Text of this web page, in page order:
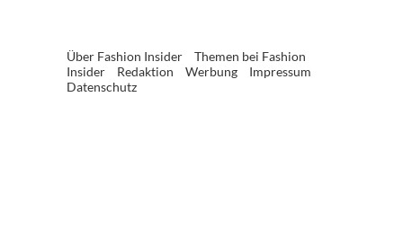
Über Fashion Insider
Themen bei Fashion
Insider
Redaktion Werbung
Impressum
Datenschutz